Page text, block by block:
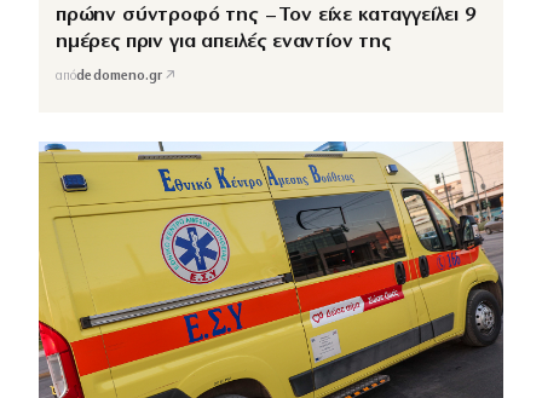
πρώην σύντροφό της – Τον είχε καταγγείλει 9
ημέρες πριν για απειλές εναντίον της
απόdedomeno.gr ↗